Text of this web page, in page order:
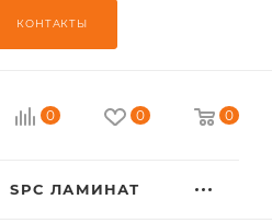
КОНТАКТЫ
0 0 0
SPC ЛАМИНАТ